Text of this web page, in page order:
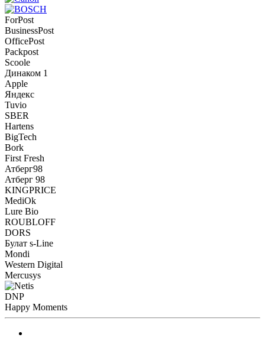
ForPost
BusinessPost
OfficePost
Packpost
Scoole
Динаком 1
Apple
Яндекс
Tuvio
SBER
Hartens
BigTech
Bork
First Fresh
Атберг98
Атберг 98
KINGPRICE
MediOk
Lure Bio
ROUBLOFF
DORS
Булат s-Line
Mondi
Western Digital
Mercusys
DNP
Happy Moments